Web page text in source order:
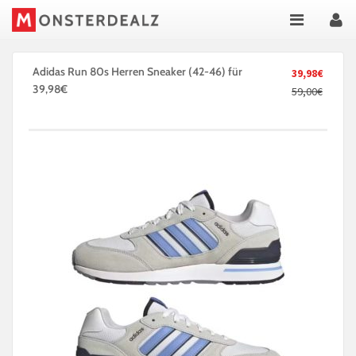
39,98€
59,00€
Adidas Run 80s Herren Sneaker (42-46) für
39,98€